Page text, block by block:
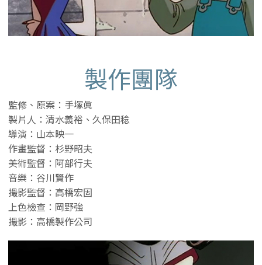
製作團隊
監修、原案：手塚眞
製片人：清水義裕、久保田稔
導演：山本映一
作畫監督：杉野昭夫
美術監督：阿部行夫
音樂：谷川賢作
撮影監督：高橋宏固
上色檢查：岡野強
撮影：高橋製作公司